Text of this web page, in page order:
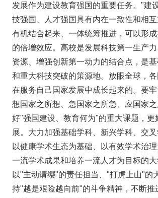
发展作为建设教育强国的重要任务。"建
技强国、人才强国具有内在一致性和相
有机结合起来、一体统筹推进，可以形
的倍增效应。高校是发展科技第一生产
资源、增强创新第一动力的结合点，是
和重大科技突破的策源地。放眼全球，
在服务自己国家发展中成长起来的。要牢
想国家之所想、急国家之所急、应国家
好"强国建设、教育何为"的重大课题，更
展。大力加强基础学科、新兴学科、交
以健康学术生态为基础、以有效学术治
一流学术成果和培养一流人才为目标的大
以"主动请缨"的责任担当、"打虎上山"的
持"越是艰险越向前"的斗争精神，不断推